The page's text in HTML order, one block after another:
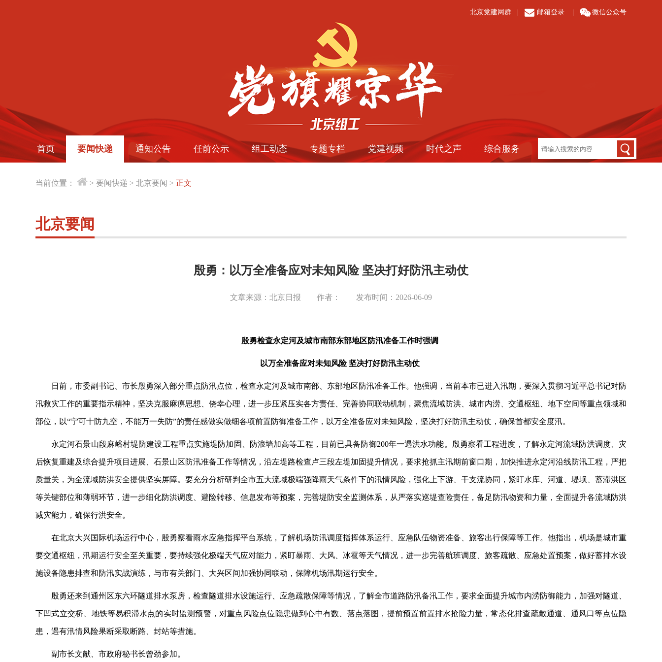
北京党建网群 邮箱登录 微信公众号
首页 要闻快递 通知公告 任前公示 组工动态 专题专栏 党建视频 时代之声 综合服务
当前位置： > 要闻快递 > 北京要闻 > 正文
北京要闻
殷勇：以万全准备应对未知风险 坚决打好防汛主动仗
文章来源：北京日报 作者： 发布时间：2026-06-09
殷勇检查永定河及城市南部东部地区防汛准备工作时强调
以万全准备应对未知风险 坚决打好防汛主动仗
日前，市委副书记、市长殷勇深入部分重点防汛点位，检查永定河及城市南部、东部地区防汛准备工作。他强调，当前本市已进入汛期，要深入贯彻习近平总书记对防
汛救灾工作的重要指示精神，坚决克服麻痹思想、侥幸心理，进一步压紧压实各方责任、完善协同联动机制，聚焦流域防洪、城市内涝、交通枢纽、地下空间等重点领域和
部位，以“宁可十防九空，不能万一失防”的责任感做实做细各项前置防御准备工作，以万全准备应对未知风险，坚决打好防汛主动仗，确保首都安全度汛。
永定河石景山段麻峪村堤防建设工程重点实施堤防加固、防浪墙加高等工程，目前已具备防御200年一遇洪水功能。殷勇察看工程进度，了解永定河流域防洪调度、灾
后恢复重建及综合提升项目进展、石景山区防汛准备工作等情况，沿左堤路检查卢三段左堤加固提升情况，要求抢抓主汛期前窗口期，加快推进永定河沿线防汛工程，严把
质量关，为全流域防洪安全提供坚实屏障。要充分分析研判全市五大流域极端强降雨天气条件下的汛情风险，强化上下游、干支流协同，紧盯水库、河道、堤坝、蓄滞洪区
等关键部位和薄弱环节，进一步细化防洪调度、避险转移、信息发布等预案，完善堤防安全监测体系，从严落实巡堤查险责任，备足防汛物资和力量，全面提升各流域防洪
减灾能力，确保行洪安全。
在北京大兴国际机场运行中心，殷勇察看雨水应急指挥平台系统，了解机场防汛调度指挥体系运行、应急队伍物资准备、旅客出行保障等工作。他指出，机场是城市重
要交通枢纽，汛期运行安全至关重要，要持续强化极端天气应对能力，紧盯暴雨、大风、冰雹等天气情况，进一步完善航班调度、旅客疏散、应急处置预案，做好蓄排水设
施设备隐患排查和防汛实战演练，与市有关部门、大兴区间加强协同联动，保障机场汛期运行安全。
殷勇还来到通州区东六环隧道排水泵房，检查隧道排水设施运行、应急疏散保障等情况，了解全市道路防汛备汛工作，要求全面提升城市内涝防御能力，加强对隧道、
下凹式立交桥、地铁等易积滞水点的实时监测预警，对重点风险点位隐患做到心中有数、落点落图，提前预置前置排水抢险力量，常态化排查疏散通道、通风口等点位隐
患，遇有汛情风险果断采取断路、封站等措施。
副市长文献、市政府秘书长曾劲参加。